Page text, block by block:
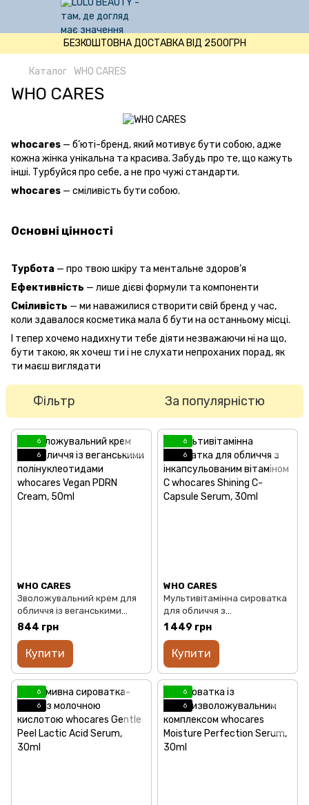
БЕЗКОШТОВНА ДОСТАВКА ВІД 2500ГРН
Каталог WHO CARES
WHO CARES
whocares — б’юті-бренд, який мотивує бути собою, адже
кожна жінка унікальна та красива. Забудь про те, що кажуть
інші. Турбуйся про себе, а не про чужі стандарти.
whocares — сміливість бути собою.
Основні цінності
Турбота — про твою шкіру та ментальне здоров’я
Ефективність — лише дієві формули та компоненти
Сміливість — ми наважилися створити свій бренд у час,
коли здавалося косметика мала б бути на останньому місці.
І тепер хочемо надихнути тебе діяти незважаючи ні на що,
бути такою, як хочеш ти і не слухати непроханих порад, як
ти маєш виглядати
Фільтр За популярністю
6
6
WHO CARES
Зволожувальний крем для
обличчя із веганськими
полінуклеотидами whocares
Vegan PDRN Cream, 50ml
844 грн
Купити
6
6
WHO CARES
Мультивітамінна сироватка
для обличчя з
інкапсульованим вітаміном
С whocares Shining C-
Capsule Serum, 30ml
1 449 грн
Купити
6
6
6
6